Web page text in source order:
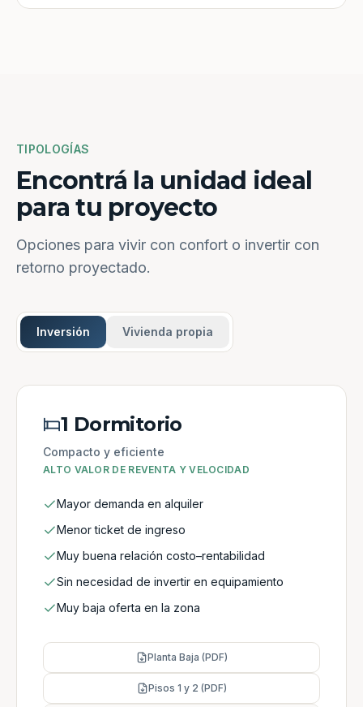
TIPOLOGÍAS
Encontrá la unidad ideal
para tu proyecto
Opciones para vivir con confort o invertir con
retorno proyectado.
Inversión Vivienda propia
1 Dormitorio
Compacto y eficiente
ALTO VALOR DE REVENTA Y VELOCIDAD
Mayor demanda en alquiler
Menor ticket de ingreso
Muy buena relación costo–rentabilidad
Sin necesidad de invertir en equipamiento
Muy baja oferta en la zona
Planta Baja (PDF)
Pisos 1 y 2 (PDF)